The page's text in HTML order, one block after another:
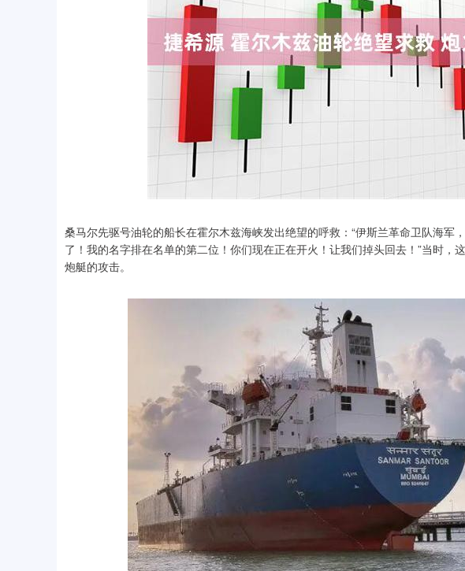
桑马尔先驱号油轮的船长在霍尔木兹海峡发出绝望的呼救：“伊斯兰革命卫队海军
了！我的名字排在名单的第二位！你们现在正在开火！让我们掉头回去！”当时，
炮艇的攻击。